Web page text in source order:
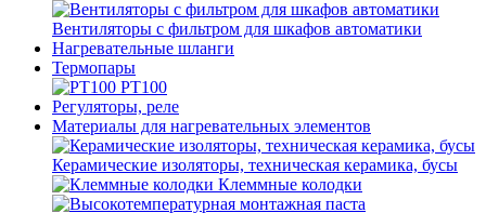
Вентиляторы с фильтром для шкафов автоматики
Нагревательные шланги
Термопары
PT100
Регуляторы, реле
Материалы для нагревательных элементов
Керамические изоляторы, техническая керамика, бусы
Клеммные колодки